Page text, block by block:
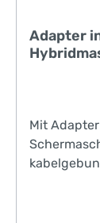
Adapter
Mit